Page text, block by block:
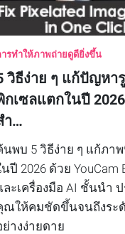
ารทำให้ภาพถ่ายดูดียิ่งขึ้น
วิธีง่าย ๆ แก้ปัญหา
กเซลแตกในปี
ำ…
นพบ 5 วิธีง่าย ๆ แก้ภา
นปี 2026 ด้วย YouCam
ละเครื่องมือ AI ชั้นนำ
ณให้คมชัดขึ้นจนถึงระ
ย่างง่ายดาย